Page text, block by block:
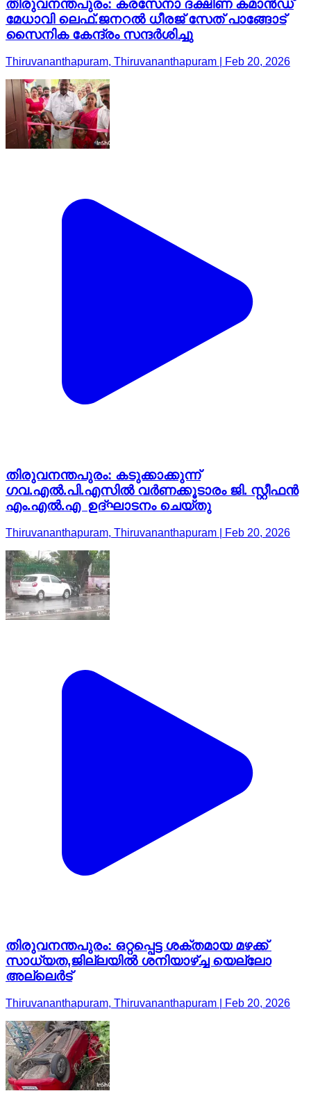
തിരുവനന്തപുരം: കരസേനാ ദക്ഷിണ കമാൻഡ്
മേധാവി ലെഫ്.ജനറൽ ധീരജ് സേത് പാങ്ങോട്
സൈനിക കേന്ദ്രം സന്ദർശിച്ചു
Thiruvananthapuram, Thiruvananthapuram | Feb 20, 2026
തിരുവനന്തപുരം: കടുക്കാക്കുന്ന്
ഗവ.എല്‍.പി.എസില്‍ വര്‍ണക്കൂടാരം ജി. സ്റ്റീഫന്‍
എം.എല്‍.എ ഉദ്ഘാടനം ചെയ്തു
Thiruvananthapuram, Thiruvananthapuram | Feb 20, 2026
തിരുവനന്തപുരം: ഒറ്റപ്പെട്ട ശക്തമായ മഴക്ക്
സാധ്യത,ജില്ലയിൽ ശനിയാഴ്ച്ച യെല്ലോ
അല്ലെർട്
Thiruvananthapuram, Thiruvananthapuram | Feb 20, 2026